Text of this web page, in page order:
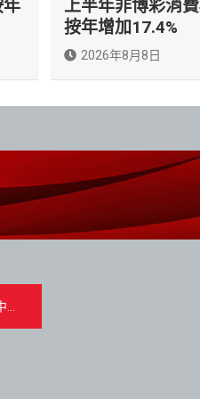
上半年非博彩消
按年增加17.4%
2026年8月8日